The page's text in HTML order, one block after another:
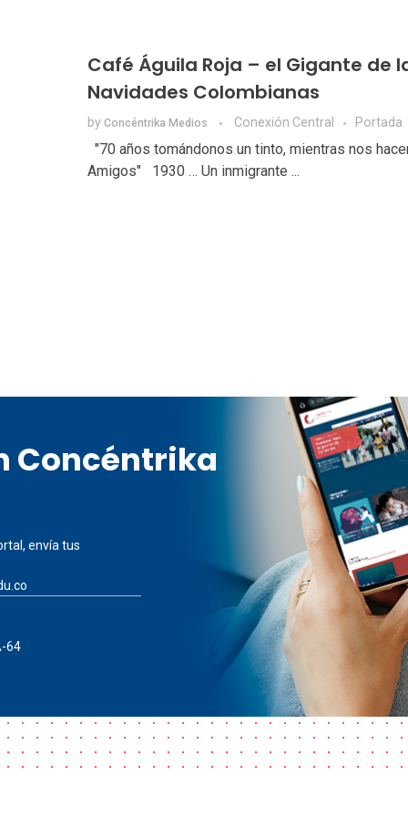
Café Águila Roja – el Gigante de
Navidades Colombianas
by Concéntrika Medios Conexión Central Portada
"70 años tomándonos un tinto, mientras nos
Amigos" 1930 … Un inmigrante ...
Concéntrika
envía tus
64